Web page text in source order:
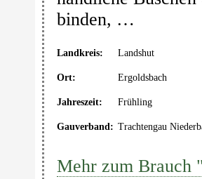
binden, …
Landkreis: Landshut
Ort: Ergoldsbach
Jahreszeit: Frühling
Gauverband: Trachtengau
Mehr zum Brauch